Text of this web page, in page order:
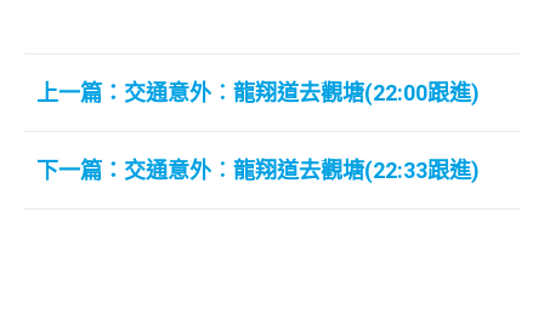
上一篇：交通意外︰龍翔道去觀塘(22:00跟進)
下一篇：交通意外︰龍翔道去觀塘(22:33跟進)